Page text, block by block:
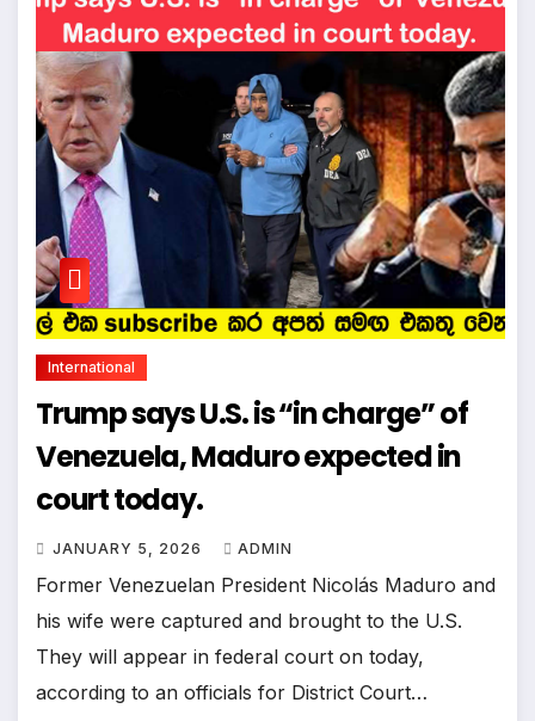
International
Trump says U.S. is “in charge” of
Venezuela, Maduro expected in
court today.
JANUARY 5, 2026 ADMIN
Former Venezuelan President Nicolás Maduro and
his wife were captured and brought to the U.S.
They will appear in federal court on today,
according to an officials for District Court…